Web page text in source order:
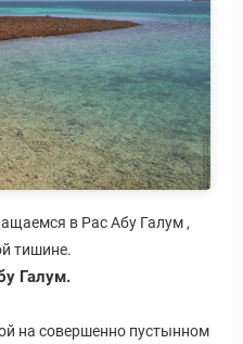
в Рас Абу Галум ,
тишине.
Галум.
на совершенно пустынном